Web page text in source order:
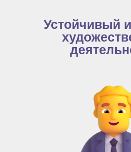
Устойчивый